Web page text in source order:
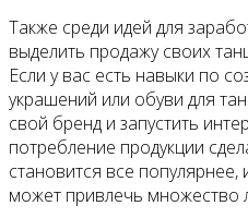
Также среди идей для
выделить продажу своих
Если у вас есть навыки по
украшений или обуви для
свой бренд и запустить
потребление продукции
становится все
может привлечь множество